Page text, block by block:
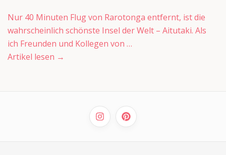
Nur 40 Minuten Flug von Rarotonga entfernt, ist die
wahrscheinlich schönste Insel der Welt – Aitutaki. Als
ich Freunden und Kollegen von …
Artikel lesen →